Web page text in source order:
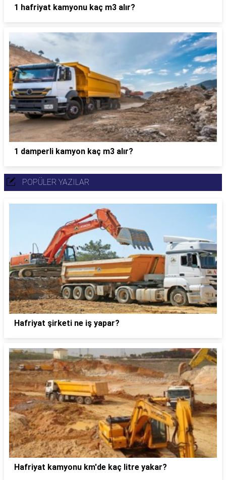
1 hafriyat kamyonu kaç m3 alır?
1 damperli kamyon kaç m3 alır?
POPÜLER YAZILAR
Hafriyat şirketi ne iş yapar?
Hafriyat kamyonu km'de kaç litre yakar?